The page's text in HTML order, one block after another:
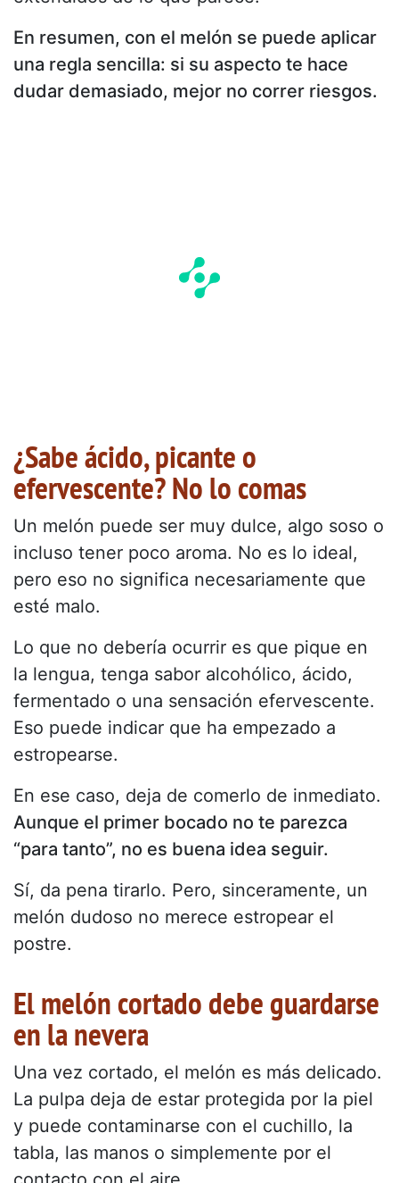
En resumen, con el melón se puede aplicar
una regla sencilla: si su aspecto te hace
dudar demasiado, mejor no correr riesgos.
¿Sabe ácido, picante o
efervescente? No lo comas
Un melón puede ser muy dulce, algo soso o
incluso tener poco aroma. No es lo ideal,
pero eso no significa necesariamente que
esté malo.
Lo que no debería ocurrir es que pique en
la lengua, tenga sabor alcohólico, ácido,
fermentado o una sensación efervescente.
Eso puede indicar que ha empezado a
estropearse.
En ese caso, deja de comerlo de inmediato.
Aunque el primer bocado no te parezca
“para tanto”, no es buena idea seguir.
Sí, da pena tirarlo. Pero, sinceramente, un
melón dudoso no merece estropear el
postre.
El melón cortado debe guardarse
en la nevera
Una vez cortado, el melón es más delicado.
La pulpa deja de estar protegida por la piel
y puede contaminarse con el cuchillo, la
tabla, las manos o simplemente por el